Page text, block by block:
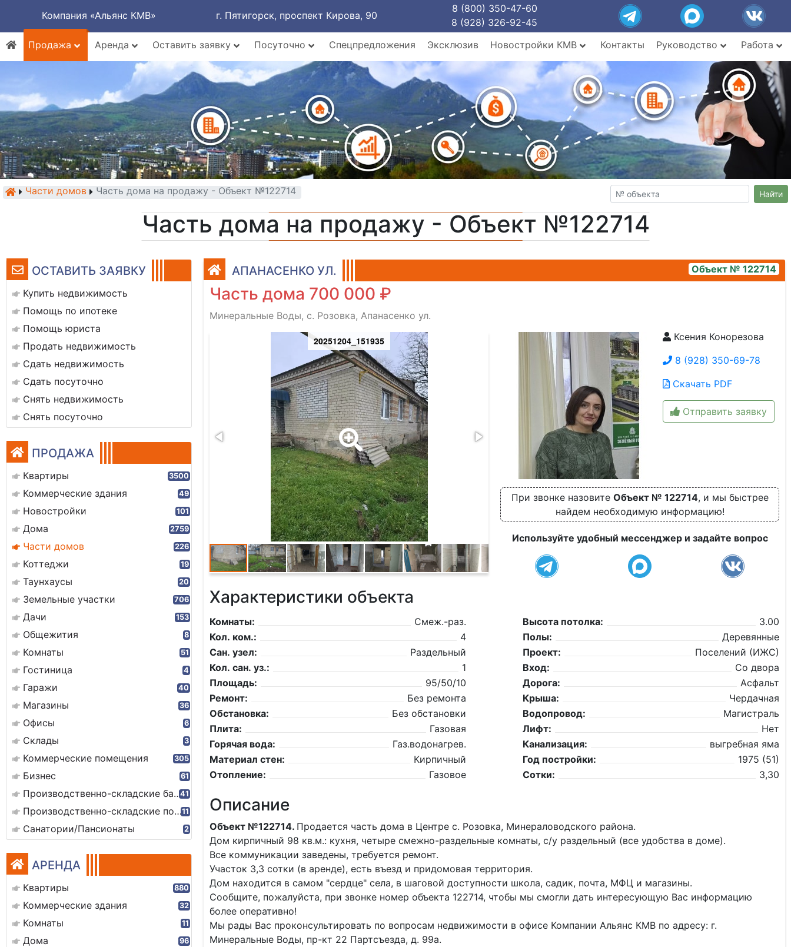
Компания «Альянс КМВ» г. Пятигорск, проспект Кирова, 90
8 (800) 350-47-60
8 (928) 326-92-45
Продажа
Аренда Оставить заявку Посуточно Спецпредложения Эксклюзив Новостройки КМВ Контакты Руководство Работа
Части домов Часть дома на продажу - Объект №122714 Найти
Часть дома на продажу - Объект №122714
ОСТАВИТЬ ЗАЯВКУ
Купить недвижимость
Помощь по ипотеке
Помощь юриста
Продать недвижимость
Сдать недвижимость
Сдать посуточно
Снять недвижимость
Снять посуточно
ПРОДАЖА
Квартиры 3500
Коммерческие здания 49
Новостройки 101
Дома 2759
Части домов 226
Коттеджи 19
Таунхаусы 20
Земельные участки 706
Дачи 153
Общежития 8
Комнаты 51
Гостиница 4
Гаражи 40
Магазины 36
Офисы 6
Склады 3
Коммерческие помещения 305
Бизнес 61
Производственно-складские базы41
Производственно-складские помещения11
Санатории/Пансионаты 2
АРЕНДА
Квартиры 880
Коммерческие здания 32
Комнаты 11
Дома 96
АПАНАСЕНКО УЛ. Объект № 122714
Часть дома 700 000 ₽
Минеральные Воды, с. Розовка, Апанасенко ул.
20251204_151935
img_20251209_131008_699 20251204_151958 Ксения Конорезова
8 (928) 350-69-78
Скачать PDF
Отправить заявку
При звонке назовите Объект № 122714, и мы быстрее
найдем необходимую информацию!
Используйте удобный мессенджер и задайте вопрос
Характеристики объекта
Комнаты:
Смеж.-раз.
Кол. ком.:
4
Сан. узел:
Раздельный
Кол. сан. уз.:
1
Площадь:
95/50/10
Ремонт:
Без ремонта
Обстановка:
Без обстановки
Плита:
Газовая
Горячая вода:
Газ.водонагрев.
Материал стен:
Кирпичный
Отопление:
Газовое
Высота потолка:
3.00
Полы:
Деревянные
Проект:
Поселений (ИЖС)
Вход:
Со двора
Дорога:
Асфальт
Крыша:
Чердачная
Водопровод:
Магистраль
Лифт:
Нет
Канализация:
выгребная яма
Год постройки:
1975 (51)
Сотки:
3,30
Описание
Объект №122714. Продается часть дома в Центре с. Розовка, Минераловодского района.
Дом кирпичный 98 кв.м.: кухня, четыре смежно-раздельные комнаты, с/у раздельный (все удобства в доме).
Все коммуникации заведены, требуется ремонт.
Участок 3,3 сотки (в аренде), есть въезд и придомовая территория.
Дом находится в самом "сердце" села, в шаговой доступности школа, садик, почта, МФЦ и магазины.
Сообщите, пожалуйста, при звонке номер объекта 122714, чтобы мы смогли дать интересующую Вас информацию
более оперативно!
Мы рады Вас проконсультировать по вопросам недвижимости в офисе Компании Альянс КМВ по адресу: г.
Минеральные Воды, пр-кт 22 Партсъезда, д. 99а.